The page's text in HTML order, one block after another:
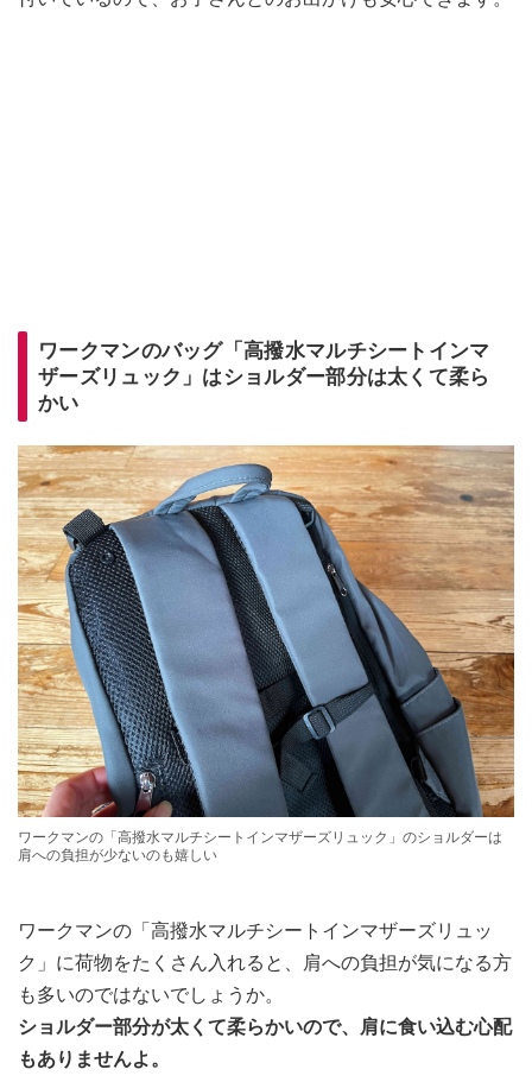
ワークマンのバッグ「高撥水マルチシートインマ
ザーズリュック」はショルダー部分は太くて柔ら
かい
ワークマンの「高撥水マルチシートインマザーズリュック」のショルダーは
肩への負担が少ないのも嬉しい
ワークマンの「高撥水マルチシートインマザーズリュッ
ク」に荷物をたくさん入れると、肩への負担が気になる方
も多いのではないでしょうか。
ショルダー部分が太くて柔らかいので、肩に食い込む心配
もありませんよ。